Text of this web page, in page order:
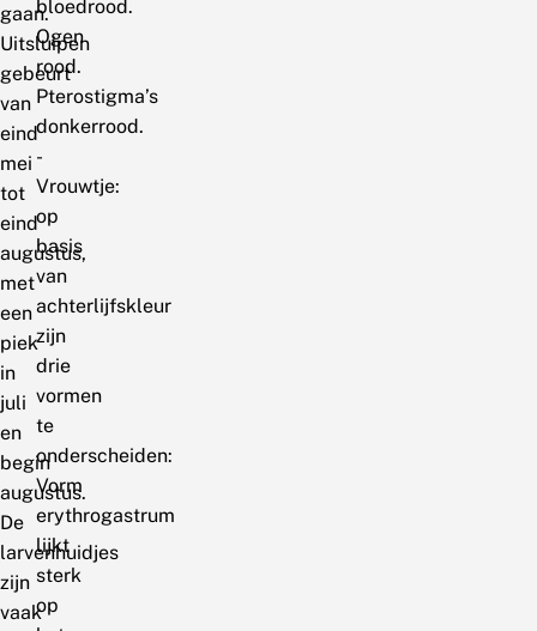
gaan.
Uitsluipen
gebeurt
van
eind
mei
tot
eind
augustus,
met
een
piek
in
juli
en
begin
augustus.
De
larvenhuidjes
zijn
vaak
bloedrood.
Ogen
rood.
Pterostigma’s
donkerrood.
-
Vrouwtje:
op
basis
van
achterlijfskleur
zijn
drie
vormen
te
onderscheiden:
Vorm
erythrogastrum
lijkt
sterk
op